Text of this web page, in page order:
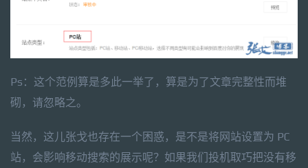
Ps：这个范例算是多此一举了，算是为了文章完整性而堆
砌，请忽略之。
当然，这儿张戈也存在一个困惑，是不是将网站设置为 PC
站，会影响移动搜索的展示呢？如果我们投机取巧把没有移